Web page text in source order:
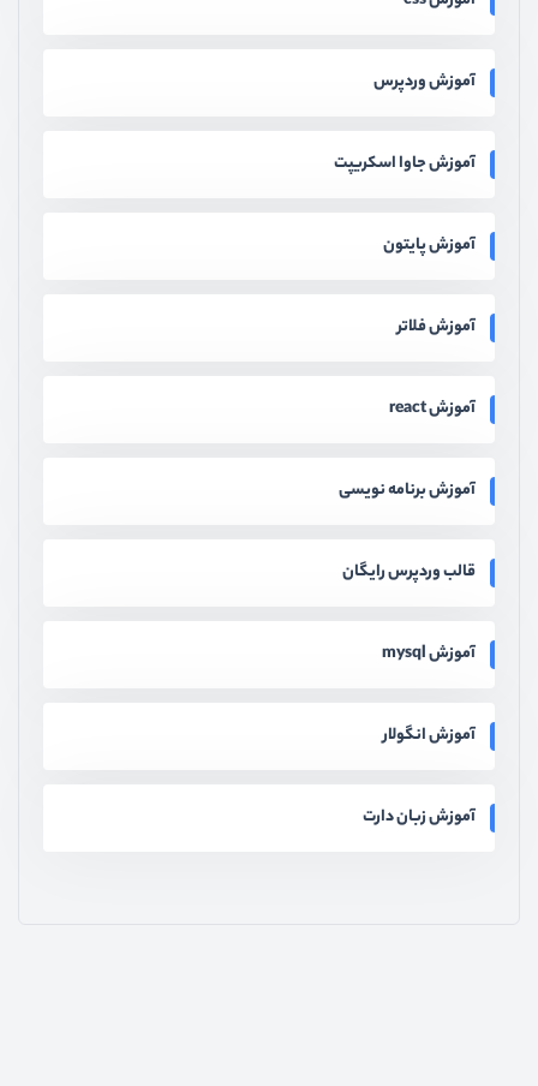
آموزش وردپرس
آموزش جاوا اسکریپت
آموزش پایتون
آموزش فلاتر
آموزش react
آموزش برنامه نویسی
قالب وردپرس رایگان
آموزش mysql
آموزش انگولار
آموزش زبان دارت